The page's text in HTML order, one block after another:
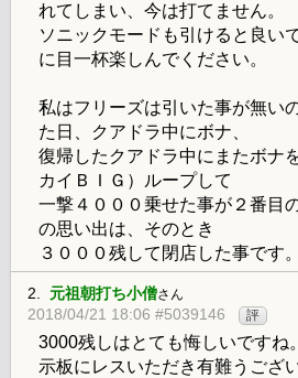
れてしまい、今は打てません。
ソニックモードも引けると良い
に目一杯楽しんでください。
私はフリーズは引いた事が無い
た日、クアドラ中にボナ、
復帰したクアドラ中にまたボナ
カイＢＩＧ）ループして
一撃４０００乗せた事が２番目
の思い出は、そのとき
３０００残して閉店した事です。
2. 元祖朝打ち小僧さん
2018/04/21 18:06 #5039146 評
3000残しはとても悔しいですね
示板にレスいただき有難うござ